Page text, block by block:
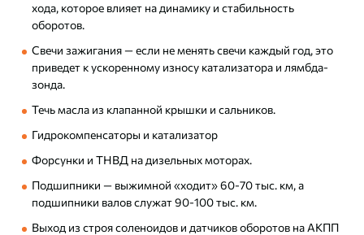
хода, которое влияет на динамику и стабильность
оборотов.
Свечи зажигания — если не менять свечи каждый год, это
приведет к ускоренному износу катализатора и лямбда-
зонда.
Течь масла из клапанной крышки и сальников.
Гидрокомпенсаторы и катализатор
Форсунки и ТНВД на дизельных моторах.
Подшипники — выжимной «ходит» 60-70 тыс. км, а
подшипники валов служат 90-100 тыс. км.
Выход из строя соленоидов и датчиков оборотов на АКПП